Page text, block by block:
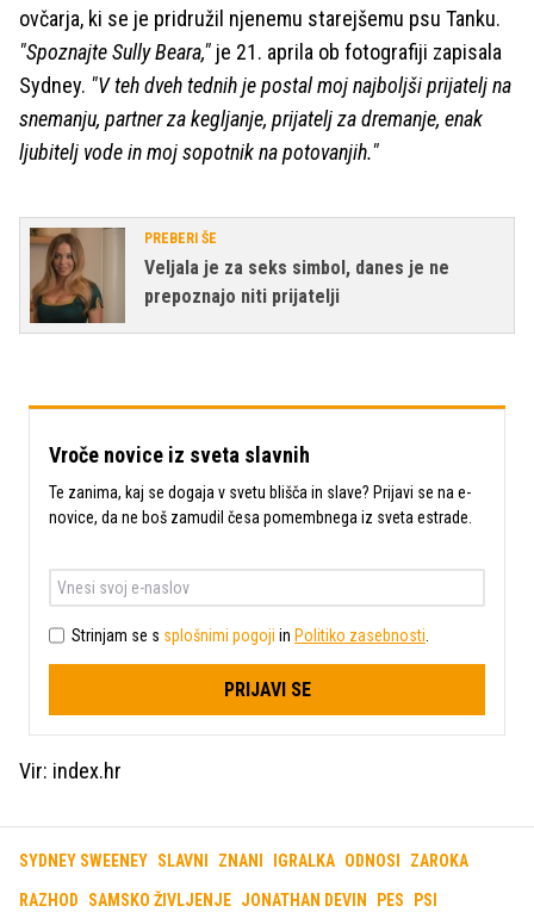
ovčarja, ki se je pridružil njenemu starejšemu psu Tanku.
"Spoznajte Sully Beara," je 21. aprila ob fotografiji zapisala
Sydney. "V teh dveh tednih je postal moj najboljši prijatelj na
snemanju, partner za kegljanje, prijatelj za dremanje, enak
ljubitelj vode in moj sopotnik na potovanjih."
PREBERI ŠE
Veljala je za seks simbol, danes je ne
prepoznajo niti prijatelji
Vroče novice iz sveta slavnih
Te zanima, kaj se dogaja v svetu blišča in slave? Prijavi se na e-
novice, da ne boš zamudil česa pomembnega iz sveta estrade.
Strinjam se s splošnimi pogoji in Politiko zasebnosti
PRIJAVI SE
Vir: index.hr
SYDNEY SWEENEY SLAVNI ZNANI IGRALKA ODNOSI ZAROKA
RAZHOD SAMSKO ŽIVLJENJE JONATHAN DEVIN PES PSI